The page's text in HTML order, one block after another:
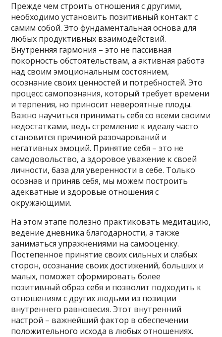
Прежде чем строить отношения с другими,
необходимо установить позитивный контакт с
самим собой. Это фундаментальная основа для
любых продуктивных взаимодействий.
Внутренняя гармония – это не пассивная
покорность обстоятельствам, а активная работа
над своим эмоциональным состоянием,
осознание своих ценностей и потребностей. Это
процесс самопознания, который требует времени
и терпения, но приносит невероятные плоды.
Важно научиться принимать себя со всеми своими
недостатками, ведь стремление к идеалу часто
становится причиной разочарований и
негативных эмоций. Принятие себя – это не
самодовольство, а здоровое уважение к своей
личности, база для уверенности в себе. Только
осознав и приняв себя, мы можем построить
адекватные и здоровые отношения с
окружающими.
На этом этапе полезно практиковать медитацию,
ведение дневника благодарности, а также
заниматься упражнениями на самооценку.
Постепенное принятие своих сильных и слабых
сторон, осознание своих достижений, больших и
малых, поможет сформировать более
позитивный образ себя и позволит подходить к
отношениям с других людьми из позиции
внутреннего равновесия. Этот внутренний
настрой – важнейший фактор в обеспечении
положительного исхода в любых отношениях.